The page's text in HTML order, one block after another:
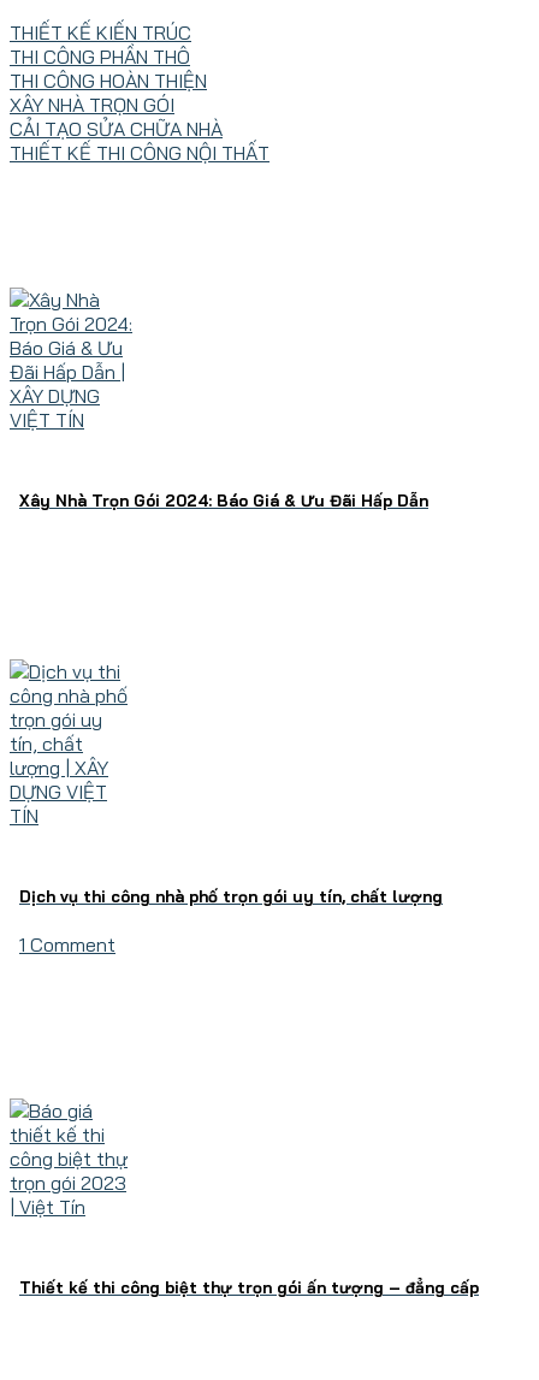
THIẾT KẾ KIẾN TRÚC
THI CÔNG PHẦN THÔ
THI CÔNG HOÀN THIỆN
XÂY NHÀ TRỌN GÓI
CẢI TẠO SỬA CHỮA NHÀ
THIẾT KẾ THI CÔNG NỘI THẤT
Xây Nhà Trọn Gói 2024: Báo Giá & Ưu Đãi Hấp Dẫn
Dịch vụ thi công nhà phố trọn gói uy tín, chất lượng
1 Comment
Thiết kế thi công biệt thự trọn gói ấn tượng – đẳng cấp